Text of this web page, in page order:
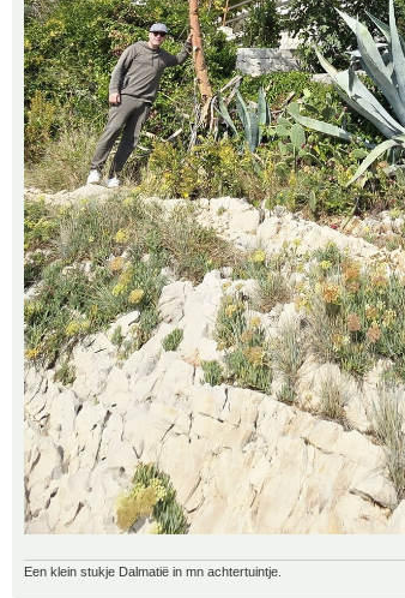
Een klein stukje Dalmatië in mn achtertuintje.